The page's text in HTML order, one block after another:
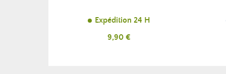
Expédition 24 H
Prix
9,90 €